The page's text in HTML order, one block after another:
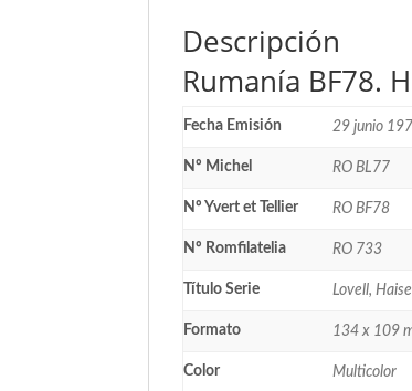
Descripción
Rumanía BF78.
Fecha Emisión 29 junio
Nº Michel RO BL77
Nº Yvert et Tellier RO BF78
Nº Romfilatelia RO 733
Título Serie Lovell,
Formato 134 x 109
Color Multicolor